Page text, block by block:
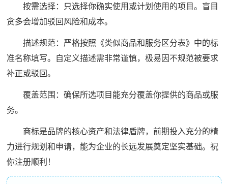
按需选择：只选择你确实使用或计划使用的项目。盲目
贪多会增加驳回风险和成本。
描述规范：严格按照《类似商品和服务区分表》中的标
准名称填写。自定义描述需非常谨慎，极易因不规范被要求
补正或驳回。
覆盖范围：确保所选项目能充分覆盖你提供的商品或服
务。
商标是品牌的核心资产和法律盾牌，前期投入充分的精
力进行规划和申请，能为企业的长远发展奠定坚实基础。祝
你注册顺利！